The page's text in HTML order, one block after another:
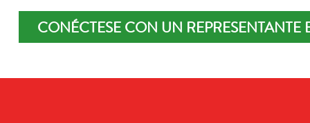
CONÉCTESE CON UN REPRESENTANTE